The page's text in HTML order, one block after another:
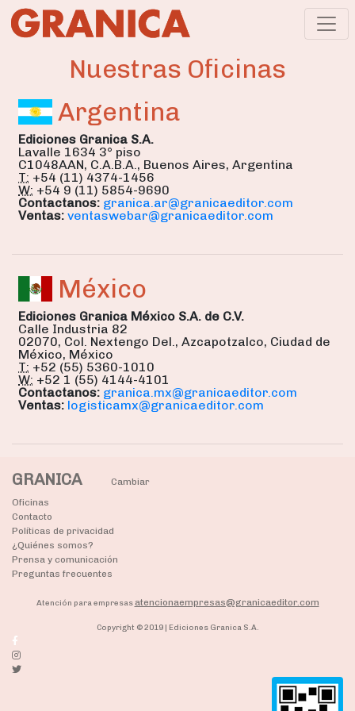
Nuestras Oficinas
Argentina
Ediciones Granica S.A.
Lavalle 1634 3° piso
C1048AAN, C.A.B.A., Buenos Aires, Argentina
T: +54 (11) 4374-1456
W: +54 9 (11) 5854-9690
Contactanos: granica.ar@granicaeditor.com
Ventas: ventaswebar@granicaeditor.com
México
Ediciones Granica México S.A. de C.V.
Calle Industria 82
02070, Col. Nextengo Del., Azcapotzalco, Ciudad de
México, México
T: +52 (55) 5360-1010
W: +52 1 (55) 4144-4101
Contactanos: granica.mx@granicaeditor.com
Ventas: logisticamx@granicaeditor.com
GRANICA
Cambiar
Oficinas
Contacto
Políticas de privacidad
¿Quiénes somos?
Prensa y comunicación
Preguntas frecuentes
Atención para empresasatencionaempresas@granicaeditor.com
Copyright © 2019 | Ediciones Granica S.A.